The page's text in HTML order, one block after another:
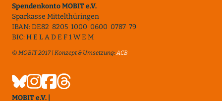
Spendenkonto MOBIT e.V.
Sparkasse Mittelthüringen
IBAN: DE82 8205 1000 0600 0787 79
BIC: H E L A D E F 1 W E M
© MOBIT 2017 | Konzept & Umsetzung:ACB
MOBIT e.V. |